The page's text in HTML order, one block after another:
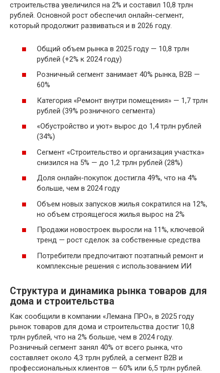
строительства увеличился на 2% и составил 10,8 трлн
рублей. Основной рост обеспечил онлайн-сегмент,
который продолжит развиваться и в 2026 году.
Общий объем рынка в 2025 году — 10,8 трлн
рублей (+2% к 2024 году)
Розничный сегмент занимает 40% рынка, B2B —
60%
Категория «Ремонт внутри помещения» — 1,7 трлн
рублей (39% розничного сегмента)
«Обустройство и уют» вырос до 1,4 трлн рублей
(34%)
Сегмент «Строительство и организация участка»
снизился на 5% — до 1,2 трлн рублей (28%)
Доля онлайн-покупок достигла 49%, что на 4%
больше, чем в 2024 году
Объем новых запусков жилья сократился на 12%,
но объем строящегося жилья вырос на 2%
Продажи новостроек выросли на 11%, ключевой
тренд — рост сделок за собственные средства
Потребители предпочитают поэтапный ремонт и
комплексные решения с использованием ИИ
Структура и динамика рынка товаров для
дома и строительства
Как сообщили в компании «Лемана ПРО», в 2025 году
рынок товаров для дома и строительства достиг 10,8
трлн рублей, что на 2% больше, чем в 2024 году.
Розничный сегмент занял 40% от всего рынка, что
составляет около 4,3 трлн рублей, а сегмент B2B и
профессиональных клиентов — 60% или 6,5 трлн рублей.